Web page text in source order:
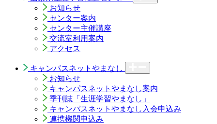
お知らせ
センター案内
センター主催講座
交流室利用案内
アクセス
キャンパスネットやまなし
お知らせ
キャンパスネットやまなし案内
季刊誌「生涯学習やまなし」
キャンパスネットやまなし入会申込み
連携機関申込み